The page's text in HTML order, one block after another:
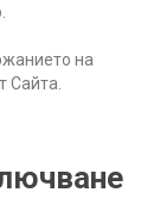
на
Сайта.